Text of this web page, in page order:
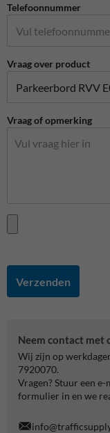
Telefoonnummer
Vraag over product
Vraag of opmerking
Verzenden
Neem contact met
Wij zijn op
7920070.
Vragen? Stuur een e-
formulier in en we